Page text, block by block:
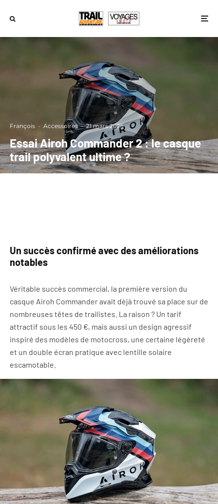
François · Accessoires · 21 mars 2025
Essai Airoh Commander 2 : le casque
trail polyvalent ultime ?
Un succès confirmé avec des améliorations
notables
Véritable succès commercial, la première version du
casque Airoh Commander avait déjà trouvé sa place sur de
nombreuses têtes de trailistes. La raison ? Un tarif
attractif sous les 450 €, mais aussi un design agressif
inspiré des modèles de motocross, une certaine légèreté
et un double écran pratique avec lentille solaire
escamotable.